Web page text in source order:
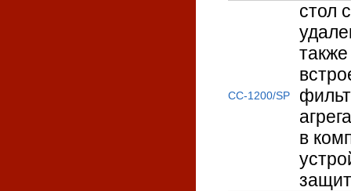
СС-1200/SP
стол
в